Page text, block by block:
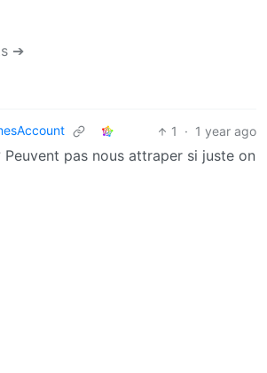
➔
1 · 1 year ago
Peuvent pas nous attraper si juste on